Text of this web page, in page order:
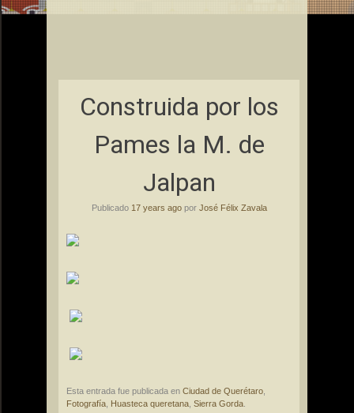
Construida por los
Pames la M. de
Jalpan
Publicado 17 years agopor José Félix Zavala
Esta entrada fue publicada en Ciudad de Querétaro
Fotografía Huasteca queretana Sierra Gorda